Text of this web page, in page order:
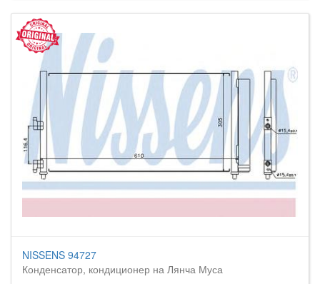
NISSENS 94727
Конденсатор, кондиционер на Лянча Муса